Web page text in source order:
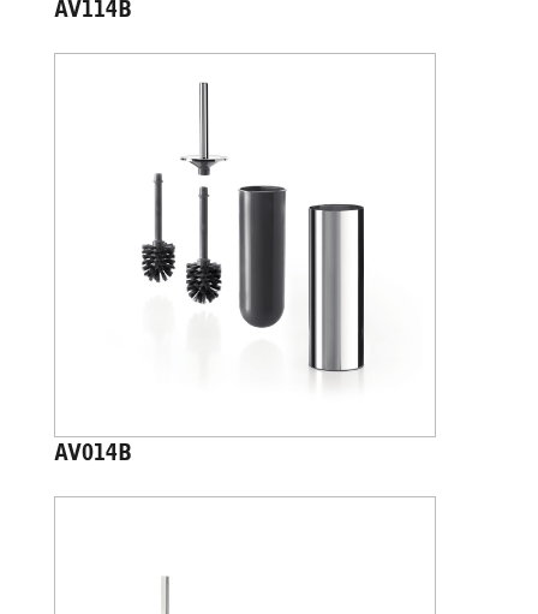
AV114B
AV014B